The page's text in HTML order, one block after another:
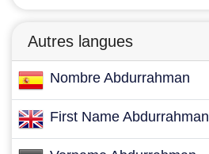
Autres langues
Nombre Abdurrahman
First Name Abdurrahman